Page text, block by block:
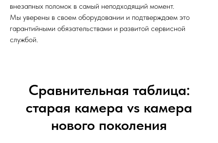
внезапных поломок в самый неподходящий момент.
Мы уверены в своем оборудовании и подтверждаем это
гарантийными обязательствами и развитой сервисной
службой.
Сравнительная таблица:
старая камера vs камера
нового поколения